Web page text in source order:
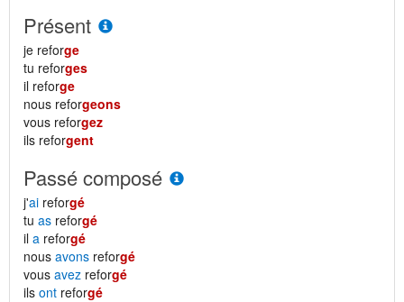
Présent
je reforge
tu reforges
il reforge
nous reforgeons
vous reforgez
ils reforgent
Passé composé
j'ai reforgé
tu as reforgé
il a reforgé
nous avons reforgé
vous avez reforgé
ils ont reforgé